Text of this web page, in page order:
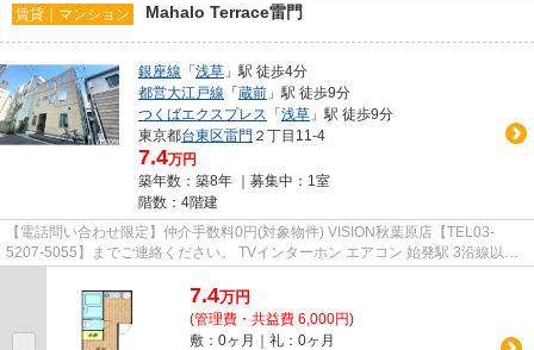
賃貸｜マンション Mahalo Terrace雷門
銀座線 「浅草 」駅 徒歩4分
都営大江戸線 「蔵前 」駅 徒歩9分
つくばエクスプレス 「浅草 」駅 徒歩9分
東京都台東区雷門 ２丁目11-4
7.4万円
築年数：築8年 ｜募集中： 1室
階数：4階建
【電話問い合わせ限定】仲介手数料0円(対象物件) VISION秋葉原店【TEL03-
5207-5055】までご連絡ください。 TVインターホン エアコン 始発駅 3沿線以上
利用可 オートロック
7.4万円
(管理費・共益費 6,000円)
敷：0ヶ月｜礼：0ヶ月